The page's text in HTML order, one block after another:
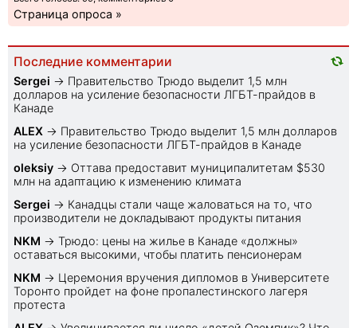
Страница опроса »
Последние комментарии
Sеrgei → Правительство Трюдо выделит 1,5 млн
долларов на усиление безопасности ЛГБТ-прайдов в
Канаде
ALEX → Правительство Трюдо выделит 1,5 млн долларов
на усиление безопасности ЛГБТ-прайдов в Канаде
oleksiy → Оттава предоставит муниципалитетам $530
млн на адаптацию к изменению климата
Sеrgei → Канадцы стали чаще жаловаться на то, что
производители не докладывают продукты питания
NKM → Трюдо: цены на жилье в Канаде «должны»
оставаться высокими, чтобы платить пенсионерам
NKM → Церемония вручения дипломов в Университете
Торонто пройдет на фоне пропалестинского лагеря
протеста